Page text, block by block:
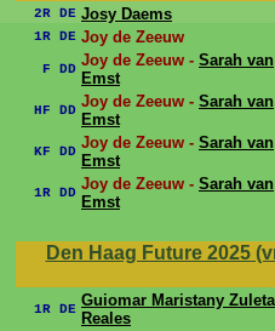
2R DE Josy Daems
1R DE Joy de Zeeuw
F DD Joy de Zeeuw - Sarah van
Emst
HF DD Joy de Zeeuw - Sarah van
Emst
KF DD Joy de Zeeuw - Sarah van
Emst
1R DD Joy de Zeeuw - Sarah van
Emst
Den Haag Future 2025
1R DE Guiomar Maristany
Reales